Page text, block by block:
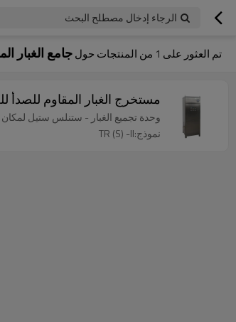
الرجاء إدخال مصطلح البحث
تم العثور على 1 من المنتجات حولجامع الغبار
مستخرج الغبار المقاوم للصدأ
وحدة تجميع الغبار - ستنلس ستيل
نموذج:TR (S) -II